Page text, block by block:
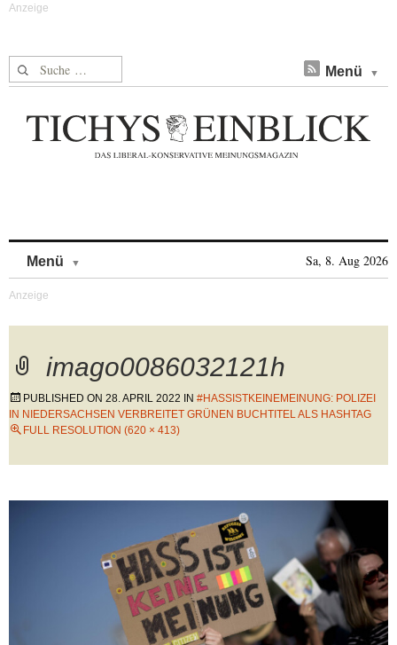
Suche nach: Menü
Menü Sa, 8. Aug 2026
imago0086032121h
PUBLISHED ON 28. APRIL 2022 IN #HASSISTKEINEMEINUNG: POLIZEI
IN NIEDERSACHSEN VERBREITET GRÜNEN BUCHTITEL ALS HASHTAG
FULL RESOLUTION (620 × 413)